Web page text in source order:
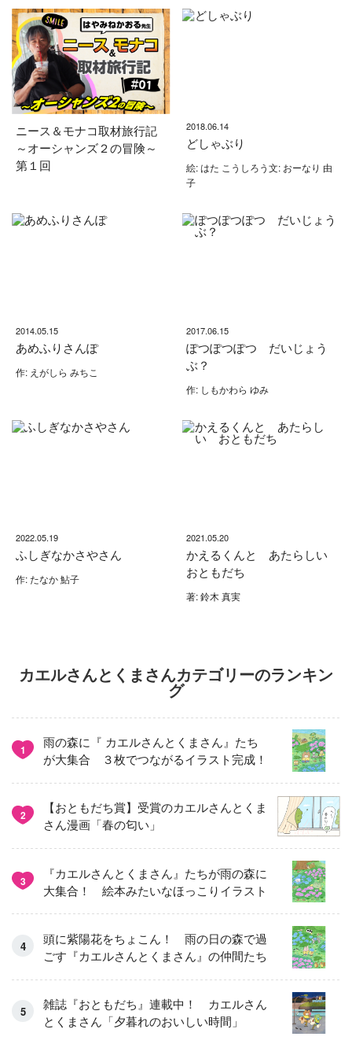
ニース＆モナコ取材旅行記
～オーシャンズ２の冒険～
第１回
2018.06.14
どしゃぶり
絵: はた こうしろう文: おーなり 由
子
2014.05.15
あめふりさんぽ
作: えがしら みちこ
2017.06.15
ぽつぽつぽつ だいじょう
ぶ？
作: しもかわら ゆみ
2022.05.19
ふしぎなかさやさん
作: たなか 鮎子
2021.05.20
かえるくんと あたらしい
おともだち
著: 鈴木 真実
カエルさんとくまさんカテゴリーのランキン
グ
1
雨の森に『 カエルさんとくまさん』たち
が大集合 ３枚でつながるイラスト完成！
2
【おともだち賞】受賞のカエルさんとくま
さん漫画「春の匂い」
3
『カエルさんとくまさん』たちが雨の森に
大集合！ 絵本みたいなほっこりイラスト
頭に紫陽花をちょこん！ 雨の日の森で過
ごす『カエルさんとくまさん』の仲間たち
雑誌『おともだち』連載中！ カエルさん
とくまさん「夕暮れのおいしい時間」